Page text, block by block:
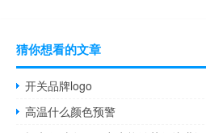
猜你想看的文章
开关品牌logo
高温什么颜色预警